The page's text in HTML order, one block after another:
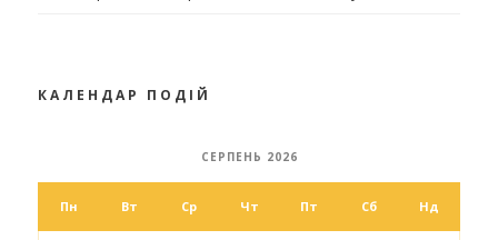
КАЛЕНДАР ПОДІЙ
СЕРПЕНЬ 2026
Пн Вт Ср Чт Пт Сб Нд